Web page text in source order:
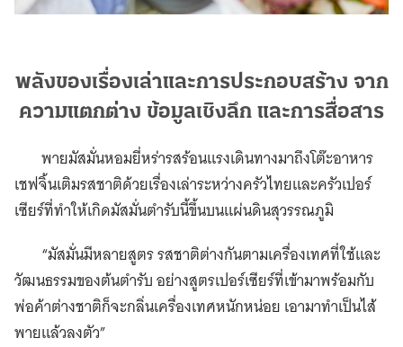
พลังของเรื่องเล่าและการประกอบสร้าง จาก
ความแตกต่าง ข้อมูลเชิงลึก และการสื่อสาร
พายมัสมั่นหอมยี่หร่ารสร้อนแรงเดินทางมาถึงโต๊ะอาหาร
เชฟจิ้นเติมรสชาติด้วยเรื่องเล่าระหว่างครัวไทยและครัวเปอร์
เซียร์ที่ทำให้เกิดมัสมั่นตำรับนี้ขึ้นบนแผ่นดินสุวรรณภูมิ
“มัสมั่นมีหลายสูตร รสชาติต่างกันตามเครื่องเทศที่ใช้และ
วัฒนธรรมของต้นตำรับ อย่างสูตรเปอร์เซียร์ที่เข้ามาพร้อมกับ
พ่อค้าต่างชาติก็จะกลิ่นเครื่องเทศหนักหน่อย เอามาทำเป็นไส้
พายแล้วลงตัว”